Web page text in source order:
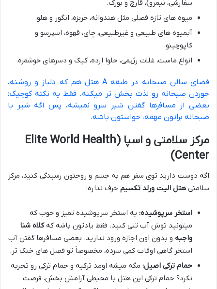
سفارشی، نیمرو)، قارچ و بورک.
میوه های تازه فصلی مثل هندوانه، خربزه، انگور و هلو.
آبمیوه های طبیعی و غیرطبیعی، چای، قهوه، اسپرسو و
کاپوچینو.
انواع ماست، غلات رژیمی، حلوا ارده، کیک و دسرهای خوشمزه.
فضای سالن صبحانه در طبقه A هتل هم که دلباز و روشنه،
خوردن صبحانه رو لذت بخش تر میکنه. فقط یه نکته کوچیک:
بعضی از مسافرها گفتن شیر سرو نمیشه، پس اگه شیر با
صبحانه براتون مهمه، حواستون باشه.
مرکز سلامتی و اسپا (Elite World Health
Center)
اگه دوست دارید توی سفر هم به جسم و روحتون رسیدگی کنید، مرکز
سلامتی هتل الیت ورلد تکسیم حرف نداره:
استخر سرپوشیده: یه استخر سرپوشیده تمیز و خوب که
میتونید توش آب تنی کنید. فقط یادتون باشه کهکلاه شنا
واجبه و بدون اون اجازه ورود ندارید. بعضی مسافرها گفتن آب
استخر گاهی اوقات کمی سرده، مخصوصاً تو فصل های خنک تر.
حمام ترکی اصیل: مگه میشه اومد ترکیه و حمام ترکی رو تجربه
نکرد؟ حمام ترکی این هتل با محیطی آرامش بخش، فرصت